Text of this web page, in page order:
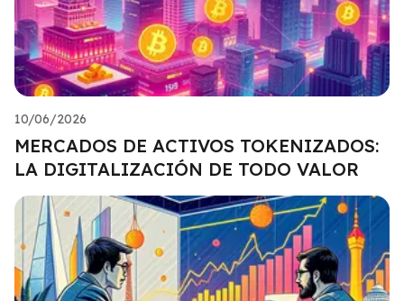
10/06/2026
MERCADOS DE ACTIVOS TOKENIZADOS:
LA DIGITALIZACIÓN DE TODO VALOR